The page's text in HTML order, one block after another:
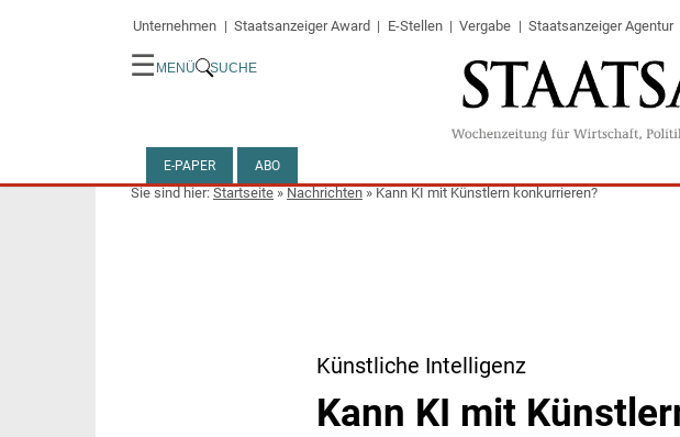
Unternehmen Staatsanzeiger Award E-Stellen Vergabe Staatsanzeiger Agentur
☰ MENÜ SUCHE
E-PAPER ABO
Startseite»Nachrichten»Kann KI mit Künstlern konkurrieren?
Künstliche Intelligenz
Kann KI mit